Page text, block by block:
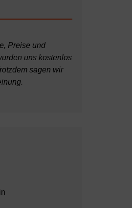
Preise und
uns kostenlos
sagen wir